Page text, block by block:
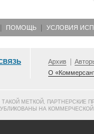
ПОМОЩЬ УСЛОВИЯ
Архив
О
МЕТКОЙ, ПАРТНЕРСКИЕ
НА